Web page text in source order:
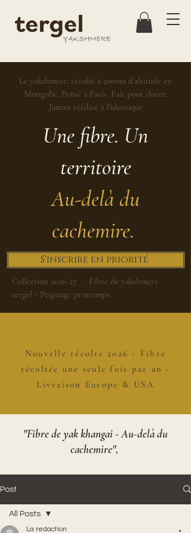
Le yakshmere, récolté à 2000m d'altitude en
Mongolie. Pensé à Paris. Fait pour durer.
Jamais réédité à l'identique
Une fibre. Un
territoire
Au-delà du
cachemire.
S'inscrire en priorité
Collection 2026-27 - Fibre de yakshmere
tergel - Peignage printemps
Nouvelle récolte 2026 - Fibre
récoltée une seule fois par an -
Livraison Europe & USA
"Fibre de yak khangai - Au-delà du
cachemire",
Post
All Posts
La redaction